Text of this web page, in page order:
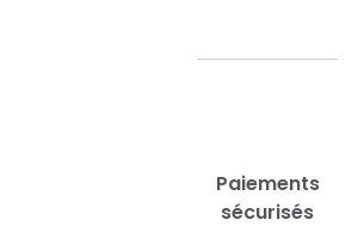
Paiements
sécurisés